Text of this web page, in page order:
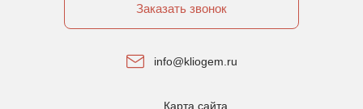
Заказать звонок
info@kliogem.ru
Карта сайта